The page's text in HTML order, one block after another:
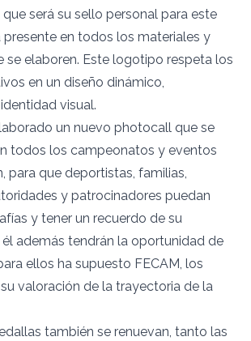
será su sello personal para este
presente en todos los materiales y
se elaboren. Este logotipo respeta los
en un diseño dinámico,
visual.
un nuevo photocall que se
todos los campeonatos y eventos
para que deportistas, familias,
y patrocinadores puedan
y tener un recuerdo de su
además tendrán la oportunidad de
ellos ha supuesto FECAM, los
valoración de la trayectoria de la
también se renuevan, tanto las